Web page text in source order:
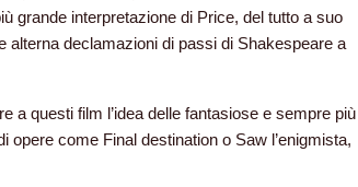
grande interpretazione di Price, del tutto a suo
alterna declamazioni di passi di Shakespeare a
a questi film l’idea delle fantasiose e sempre più
opere come Final destination o Saw l’enigmista,